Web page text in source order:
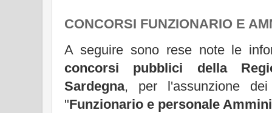
CONCORSI FUNZIONARIO E
A seguire sono rese note le
concorsi pubblici della
Sardegna, per l'assunzione
"Funzionario e personale